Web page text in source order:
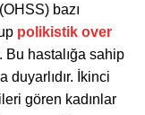
bazı
polikistik over
Bu hastalığa sahip
duyarlıdır. İkinci
gören kadınlar